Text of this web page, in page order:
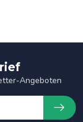
Angeboten